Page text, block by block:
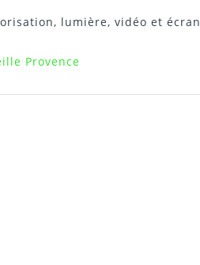
lumière, vidéo et écran
Provence